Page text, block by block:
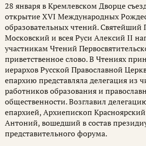
28 января в Кремлевском Дворце
открытие XVI Международных
образовательных чтений. Святейший
Московский и всея Руси Алексий II
участникам Чтений
приветственное слово. В Чтениях
иерархов Русской Православной
епархию представляла делегация из
работников образования и
общественности. Возглавил
епархией, Архиепископ
Антоний, вошедший в состав
представительного форума.